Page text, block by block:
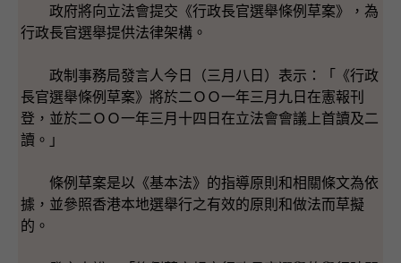
政府將向立法會提交《行政長官選舉條例草案》，為
行政長官選舉提供法律架構。
政制事務局發言人今日（三月八日）表示：「《行政
長官選舉條例草案》將於二ＯＯ一年三月九日在憲報刊
登，並於二ＯＯ一年三月十四日在立法會會議上首讀及二
讀。」
條例草案是以《基本法》的指導原則和相關條文為依
據，並參照香港本地選舉行之有效的原則和做法而草擬
的。